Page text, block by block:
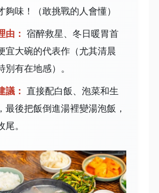
夠味！（敢挑戰的人會懂）
由： 宿醉救星、冬日暖胃首
宜大碗的代表作（尤其清晨
別有在地感）。
議： 直接配白飯、泡菜和生
最後把飯倒進湯裡變湯泡飯，
。